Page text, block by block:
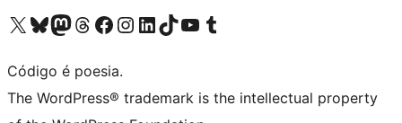
Visite a nossa conta X (antigo Twitter)
Visit our Bluesky account
Visit our Mastodon account
Visit our Threads account
Visite a nossa página do Facebook
Visite a nossa conta no Instagram
Visite a nossa conta no LinkedIn
Visit our TikTok account
Visit our YouTube channel
Visit our Tumblr account
Código é poesia.
The WordPress® trademark is the intellectual property